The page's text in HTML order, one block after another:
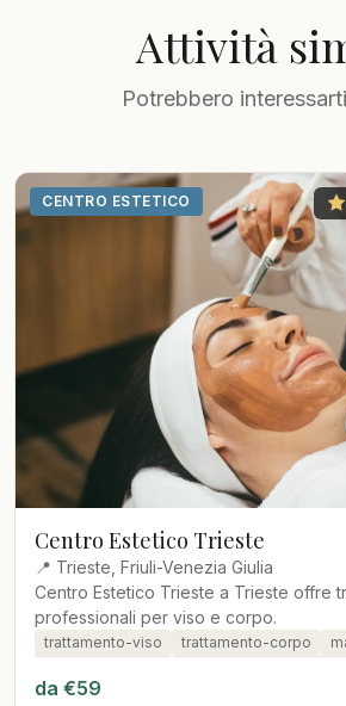
Attività
Potrebbero
CENTRO ESTETICO
Centro Estetico Trieste
📍 Trieste, Friuli-Venezia Giulia
Centro Estetico Trieste a Trieste offre
professionali per viso e corpo.
trattamento-viso trattamento-corpo
da €59